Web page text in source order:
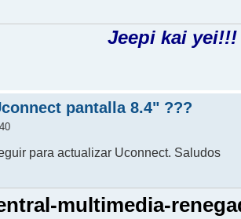
Jeepi kai yei!!!
pantalla 8.4" ???
para actualizar Uconnect. Saludos
multimedia-